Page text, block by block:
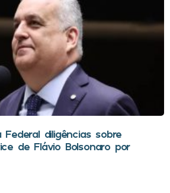
Federal diligências sobre
de Flávio Bolsonaro por